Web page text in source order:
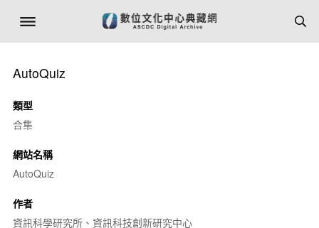
AutoQuiz
類型
合集
網站名稱
AutoQuiz
作者
資訊科學研究所、資訊科技創新研究中心